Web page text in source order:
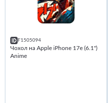
F1505094
Чохол на Apple iPhone 17e (6.1")
Anime